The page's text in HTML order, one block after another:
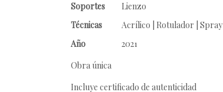
Soportes
Lienzo
Técnicas
Acrílico | Rotulador | Spray
Año
2021
Obra única
Incluye certificado de autenticidad